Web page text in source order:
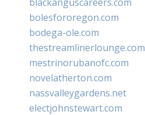
bolesfororegon.com
bodega-ole.com
thestreamlinerlounge.com
mestrinorubanofc.com
novelatherton.com
nassvalleygardens.net
electjohnstewart.com